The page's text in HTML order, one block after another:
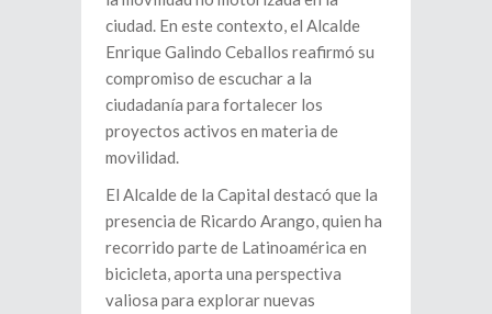
ciudad. En este contexto, el Alcalde
Enrique Galindo Ceballos reafirmó su
compromiso de escuchar a la
ciudadanía para fortalecer los
proyectos activos en materia de
movilidad.
El Alcalde de la Capital destacó que la
presencia de Ricardo Arango, quien ha
recorrido parte de Latinoamérica en
bicicleta, aporta una perspectiva
valiosa para explorar nuevas